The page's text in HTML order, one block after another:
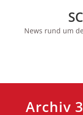
News rund um
Archiv